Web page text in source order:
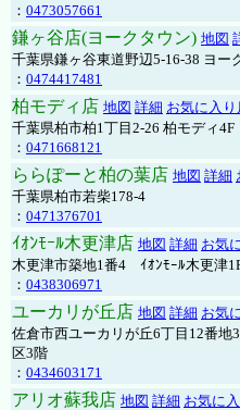
： 0473057661
鎌ヶ谷店(ヨークタウン) 地図
千葉県鎌ヶ谷東道野辺5-16-38 ヨー
： 0474417481
柏モディ店 地図 詳細 お気に入
千葉県柏市柏1丁目2-26 柏モディ4F
： 0471668121
ららぽーと柏の葉店 地図 詳細
千葉県柏市若柴178-4
： 0471376701
ｲｵﾝﾓｰﾙ木更津店 地図 詳細 お気
木更津市築地1番4 ｲｵﾝﾓｰﾙ木更津
： 0438306971
ユーカリが丘店 地図 詳細 お気
佐倉市西ユーカリが丘6丁目12番
区3階
： 0434603171
アリオ蘇我店 地図 詳細 お気に